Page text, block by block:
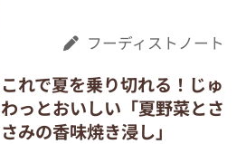
フーディストノート
これで夏を乗り切れる！じゅ
わっとおいしい「夏野菜とさ
さみの香味焼き浸し」